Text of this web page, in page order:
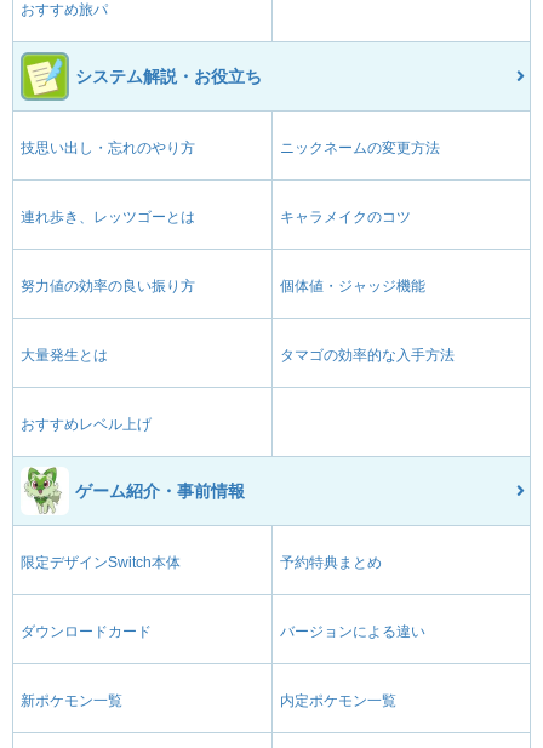
おすすめ旅パ
システム解説・お役立ち
技思い出し・忘れのやり方 ニックネームの変更方法
連れ歩き、レッツゴーとは キャラメイクのコツ
努力値の効率の良い振り方 個体値・ジャッジ機能
大量発生とは タマゴの効率的な入手方法
おすすめレベル上げ
ゲーム紹介・事前情報
限定デザインSwitch本体 予約特典まとめ
ダウンロードカード バージョンによる違い
新ポケモン一覧 内定ポケモン一覧